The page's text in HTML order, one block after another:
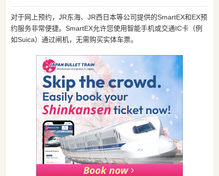
对于网上预约，JR东海、JR西日本等公司提供的SmartEX和EX预
约服务非常便捷。SmartEX允许您使用智能手机或交通IC卡（例
如Suica）通过闸机，无需购买实体车票。